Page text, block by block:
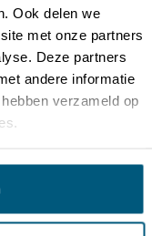
Ook delen we
met onze partners
Deze partners
andere informatie
verzameld op